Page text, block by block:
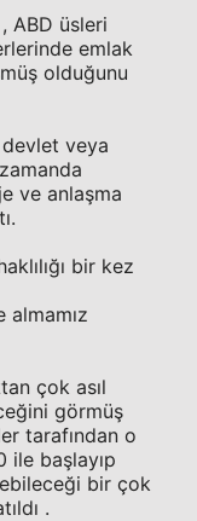
ABD üsleri
emlak
olduğunu
veya
ve anlaşma
bir kez
çok asıl
görmüş
tarafından o
ile başlayıp
bir çok
.